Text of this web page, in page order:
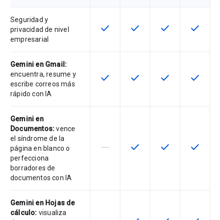
Seguridad y
privacidad de nivel
empresarial
Esta función está disponible para
check Esta función está
check Esta función
check Esta
check
Gemini en Gmail:
encuentra, resume y
escribe correos más
rápido con IA
Esta función está disponible para
check Esta función está
check Esta función
check Esta
check
Gemini en
Documentos:vence
el síndrome de la
página en blanco o
perfecciona
borradores de
documentos con IA
Esta función no es compatible con
horizontal_rule Esta función está
check Esta función
check Esta
check
Gemini en Hojas de
cálculo: visualiza